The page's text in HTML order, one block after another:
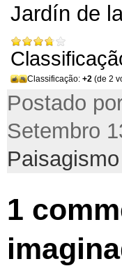
Jardín de
Classificação: +2 (de 2
Postado
Setembro
Paisagismo
1